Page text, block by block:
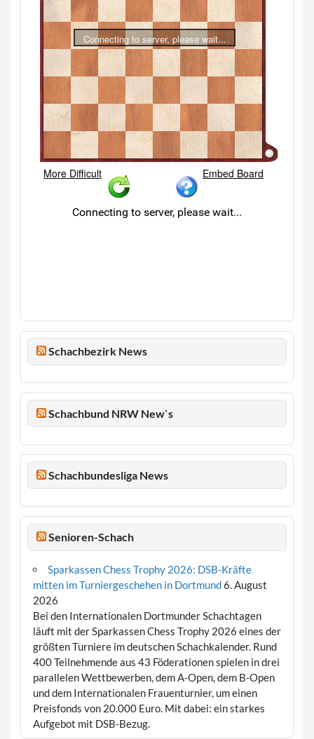
Schachbezirk News
Schachbund NRW New`s
Schachbundesliga News
Senioren-Schach
Sparkassen Chess Trophy 2026: DSB-Kräfte
mitten im Turniergeschehen in Dortmund6. August
2026
Bei den Internationalen Dortmunder Schachtagen
läuft mit der Sparkassen Chess Trophy 2026 eines der
größten Turniere im deutschen Schachkalender. Rund
400 Teilnehmende aus 43 Föderationen spielen in drei
parallelen Wettbewerben, dem A-Open, dem B-Open
und dem Internationalen Frauenturnier, um einen
Preisfonds von 20.000 Euro. Mit dabei: ein starkes
Aufgebot mit DSB-Bezug.